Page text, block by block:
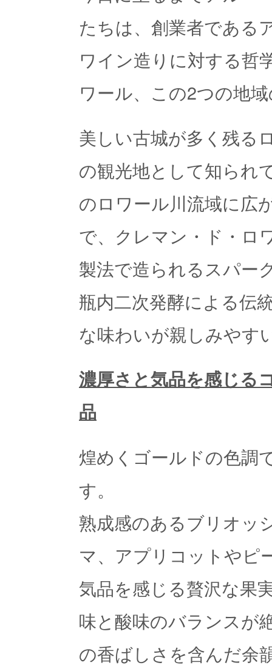
たちは、創業者である
ワイン造りに対する哲
ワール、この2つの地
美しい古城が多く残る
の観光地として知られ
のロワール川流域に広
で、クレマン・ド・ロ
製法で造られるスパー
瓶内二次発酵による伝
な味わいが親しみやす
濃厚さと気品を感じる
品
煌めくゴールドの色調
す。
熟成感のあるブリオッ
マ、アプリコットやピ
気品を感じる贅沢な果
味と酸味のバランスが
の香ばしさを含んだ余